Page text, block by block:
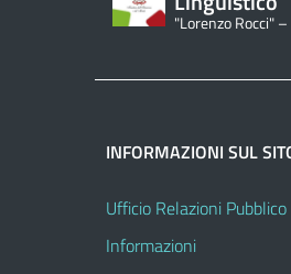
"Lorenzo Rocci"
INFORMAZIONI SUL
Ufficio Relazioni Pubblico
Informazioni